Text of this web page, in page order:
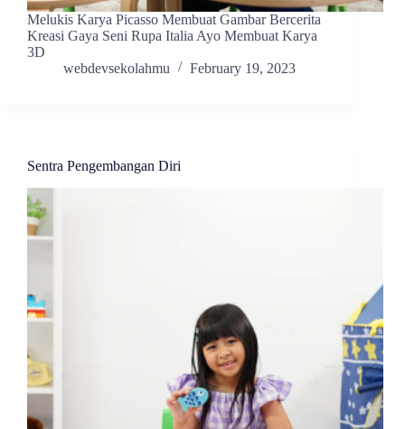
Melukis Karya Picasso Membuat Gambar Bercerita
Kreasi Gaya Seni Rupa Italia Ayo Membuat Karya
3D
webdevsekolahmu
February 19, 2023
Sentra Pengembangan Diri